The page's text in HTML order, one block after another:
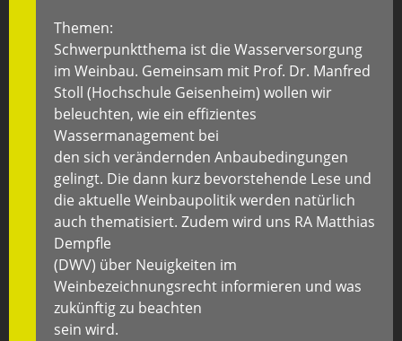
Themen:
Schwerpunktthema ist die Wasserversorgung
im Weinbau. Gemeinsam mit Prof. Dr. Manfred
Stoll (Hochschule Geisenheim) wollen wir
beleuchten, wie ein effizientes
Wassermanagement bei
den sich verändernden Anbaubedingungen
gelingt. Die dann kurz bevorstehende Lese und
die aktuelle Weinbaupolitik werden natürlich
auch thematisiert. Zudem wird uns RA Matthias
Dempfle
(DWV) über Neuigkeiten im
Weinbezeichnungsrecht informieren und was
zukünftig zu beachten
sein wird.